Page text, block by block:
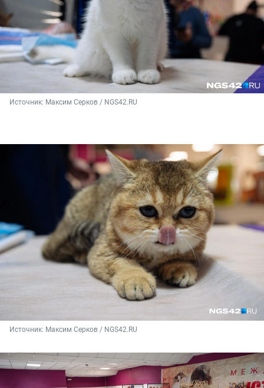
Источник: Максим Серков / NGS42.RU
Источник: Максим Серков / NGS42.RU